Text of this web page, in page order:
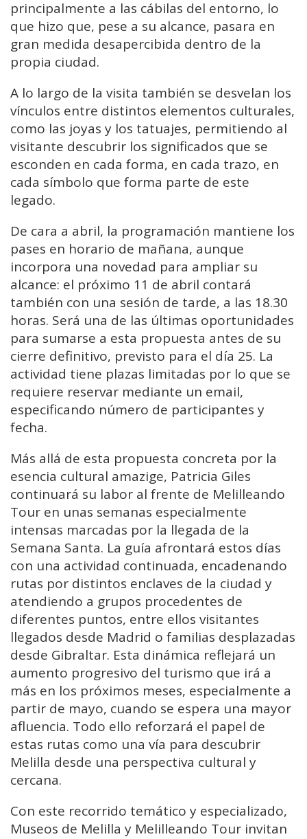
principalmente a las cábilas del entorno, lo
que hizo que, pese a su alcance, pasara en
gran medida desapercibida dentro de la
propia ciudad.
A lo largo de la visita también se desvelan los
vínculos entre distintos elementos culturales,
como las joyas y los tatuajes, permitiendo al
visitante descubrir los significados que se
esconden en cada forma, en cada trazo, en
cada símbolo que forma parte de este
legado.
De cara a abril, la programación mantiene los
pases en horario de mañana, aunque
incorpora una novedad para ampliar su
alcance: el próximo 11 de abril contará
también con una sesión de tarde, a las 18.30
horas. Será una de las últimas oportunidades
para sumarse a esta propuesta antes de su
cierre definitivo, previsto para el día 25. La
actividad tiene plazas limitadas por lo que se
requiere reservar mediante un email,
especificando número de participantes y
fecha.
Más allá de esta propuesta concreta por la
esencia cultural amazige, Patricia Giles
continuará su labor al frente de Melilleando
Tour en unas semanas especialmente
intensas marcadas por la llegada de la
Semana Santa. La guía afrontará estos días
con una actividad continuada, encadenando
rutas por distintos enclaves de la ciudad y
atendiendo a grupos procedentes de
diferentes puntos, entre ellos visitantes
llegados desde Madrid o familias desplazadas
desde Gibraltar. Esta dinámica reflejará un
aumento progresivo del turismo que irá a
más en los próximos meses, especialmente a
partir de mayo, cuando se espera una mayor
afluencia. Todo ello reforzará el papel de
estas rutas como una vía para descubrir
Melilla desde una perspectiva cultural y
cercana.
Con este recorrido temático y especializado,
Museos de Melilla y Melilleando Tour invitan